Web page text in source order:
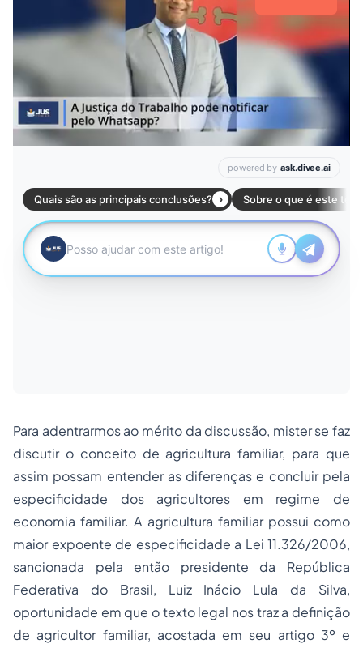
Para adentrarmos ao mérito da discussão, mister se faz
discutir o conceito de agricultura familiar, para que
assim possam entender as diferenças e concluir pela
especificidade dos agricultores em regime de
economia familiar. A agricultura familiar possui como
maior expoente de especificidade a Lei 11.326/2006,
sancionada pela então presidente da República
Federativa do Brasil, Luiz Inácio Lula da Silva,
oportunidade em que o texto legal nos traz a definição
de agricultor familiar, acostada em seu artigo 3º e